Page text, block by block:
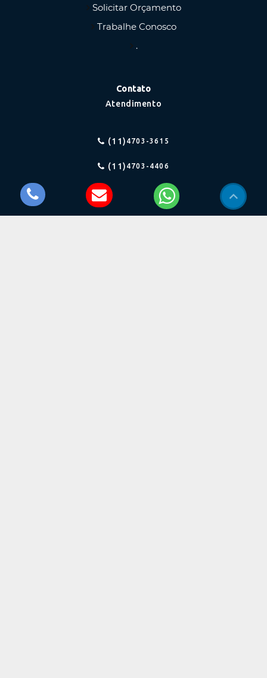
Solicitar Orçamento
Trabalhe Conosco
.
Contato
Atendimento
(11) 4703-3615
(11) 4703-4406
(11) 4243-2213